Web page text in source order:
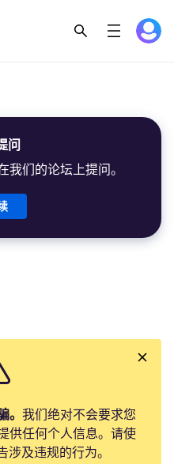
问
我们的论坛上提问。
。 我们绝对不会要求您
供任何个人信息。请使
涉及违规的行为。